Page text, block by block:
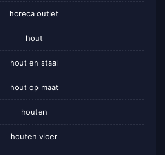
horeca outlet
hout
hout en staal
hout op maat
houten
houten vloer